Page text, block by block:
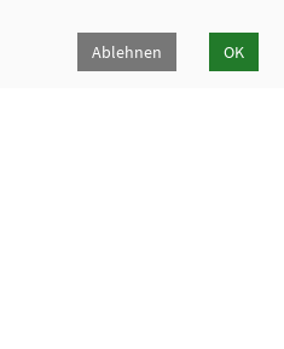
Ablehnen OK